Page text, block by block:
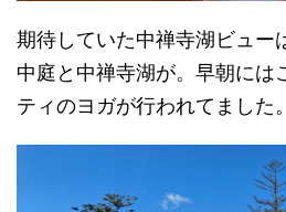
期待していた中禅寺湖ビュー
中庭と中禅寺湖が。早朝には
ティのヨガが行われてました。